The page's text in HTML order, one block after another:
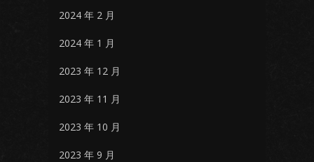
2024 年 2 月
2024 年 1 月
2023 年 12 月
2023 年 11 月
2023 年 10 月
2023 年 9 月